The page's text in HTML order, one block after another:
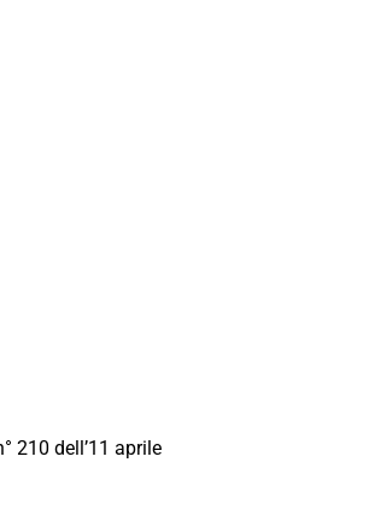
210 dell’11 aprile